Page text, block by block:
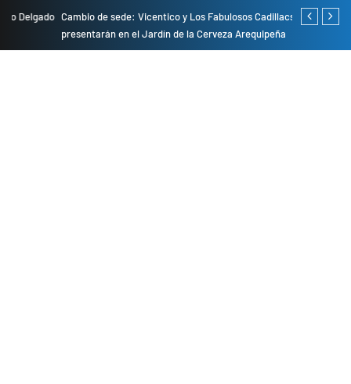
Cambio de sede: Vicentico y Los Fabulosos Cadillacs se
presentarán en el Jardín de la Cerveza Arequipeña
Empresas